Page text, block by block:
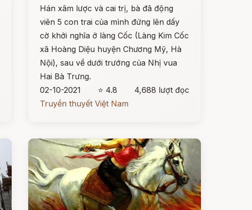
Hán xâm lược và cai trị, bà đã động
viên 5 con trai của mình đứng lên dấy
cờ khởi nghĩa ở làng Cốc (Làng Kim Cốc
xã Hoàng Diệu huyện Chương Mỹ, Hà
Nội), sau về dưới trướng của Nhị vua
Hai Bà Trưng.
02-10-2021
⭐ 4.8
4,688 lượt đọc
Truyền thuyết Việt Nam